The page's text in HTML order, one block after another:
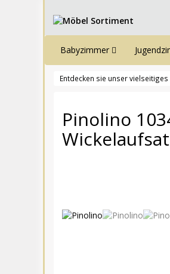
Babyzimmer
Entdecken sie unser
Pinolino